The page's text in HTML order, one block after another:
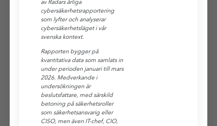
av Radars årliga
cybersäkerhetsrapportering
som lyfter och analyserar
cybersäkerhetsläget i vår
svenska kontext.
Rapporten bygger på
kvantitativa data som samlats in
under perioden januari till mars
2026. Medverkande i
undersökningen är
beslutsfattare, med särskild
betoning på säkerhetsroller
som säkerhetsansvarig eller
CISO, men även IT-chef, CIO,